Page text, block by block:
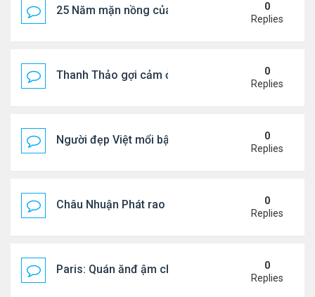
25 Năm mặn nồng của 'Điệp viên 007'
0
Replies
Thanh Thảo gợi cảm ở tuổi 49
0
Replies
Người đẹp Việt mổi bật giữa dàn sao châu Á
0
Replies
Châu Nhuận Phát rao bán tài sản
0
Replies
Paris: Quán ănđ ậm chất Việt đông kín khách chờ
0
Replies